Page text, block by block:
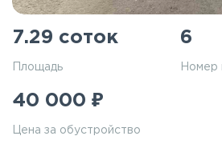
7.29 соток
Площадь
6
Номер
40 000 ₽
Цена за обустройство